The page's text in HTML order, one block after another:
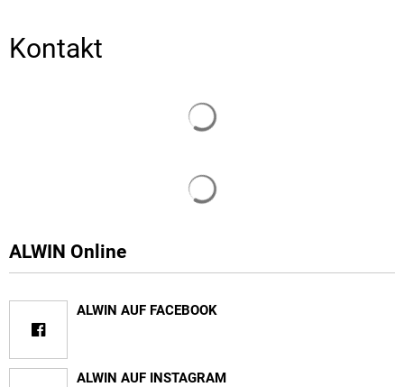
Kontakt
ALWIN Online
ALWIN AUF FACEBOOK
ALWIN AUF INSTAGRAM